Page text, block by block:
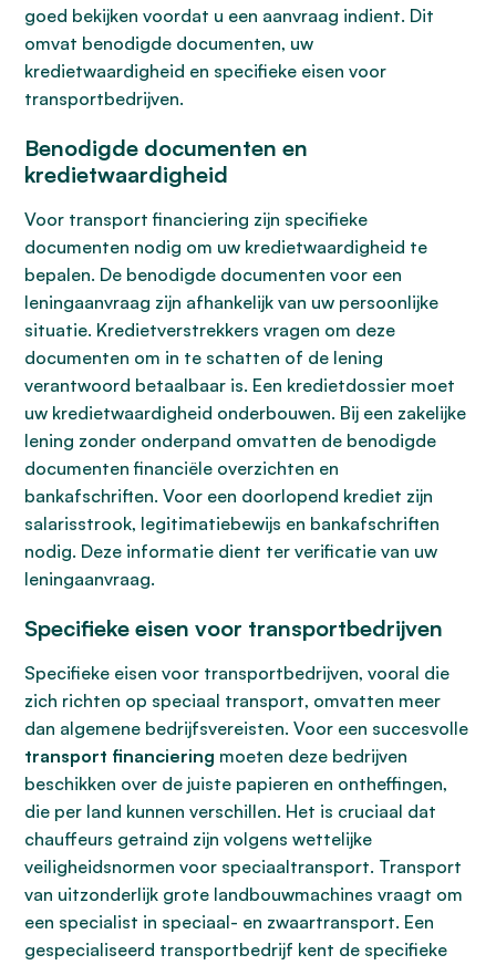
goed bekijken voordat u een aanvraag indient. Dit
omvat benodigde documenten, uw
kredietwaardigheid en specifieke eisen voor
transportbedrijven.
Benodigde documenten en
kredietwaardigheid
Voor transport financiering zijn specifieke
documenten nodig om uw kredietwaardigheid te
bepalen. De benodigde documenten voor een
leningaanvraag zijn afhankelijk van uw persoonlijke
situatie. Kredietverstrekkers vragen om deze
documenten om in te schatten of de lening
verantwoord betaalbaar is. Een kredietdossier moet
uw kredietwaardigheid onderbouwen. Bij een zakelijke
lening zonder onderpand omvatten de benodigde
documenten financiële overzichten en
bankafschriften. Voor een doorlopend krediet zijn
salarisstrook, legitimatiebewijs en bankafschriften
nodig. Deze informatie dient ter verificatie van uw
leningaanvraag.
Specifieke eisen voor transportbedrijven
Specifieke eisen voor transportbedrijven, vooral die
zich richten op speciaal transport, omvatten meer
dan algemene bedrijfsvereisten. Voor een succesvolle
transport financiering moeten deze bedrijven
beschikken over de juiste papieren en ontheffingen,
die per land kunnen verschillen. Het is cruciaal dat
chauffeurs getraind zijn volgens wettelijke
veiligheidsnormen voor speciaaltransport. Transport
van uitzonderlijk grote landbouwmachines vraagt om
een specialist in speciaal- en zwaartransport. Een
gespecialiseerd transportbedrijf kent de specifieke